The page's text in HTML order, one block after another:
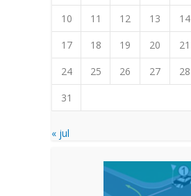
10
11 12 13 14
17
18 19 20 21
24
25 26 27 28
31
« jul